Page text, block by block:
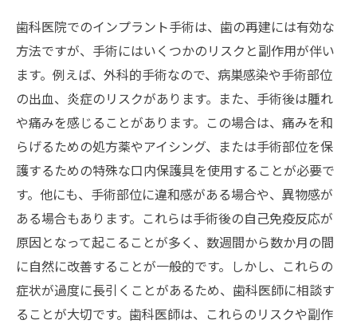
歯科医院でのインプラント手術は、歯の再建には有効な
方法ですが、手術にはいくつかのリスクと副作用が伴い
ます。例えば、外科的手術なので、病巣感染や手術部位
の出血、炎症のリスクがあります。また、手術後は腫れ
や痛みを感じることがあります。この場合は、痛みを和
らげるための処方薬やアイシング、または手術部位を保
護するための特殊な口内保護具を使用することが必要で
す。他にも、手術部位に違和感がある場合や、異物感が
ある場合もあります。これらは手術後の自己免疫反応が
原因となって起こることが多く、数週間から数か月の間
に自然に改善することが一般的です。しかし、これらの
症状が過度に長引くことがあるため、歯科医師に相談す
ることが大切です。歯科医師は、これらのリスクや副作